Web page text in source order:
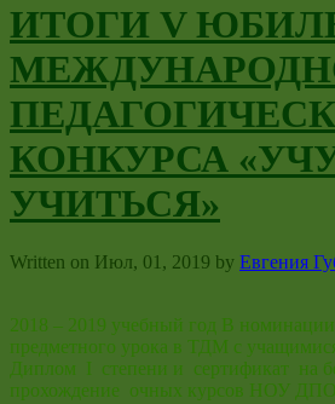
ИТОГИ V
КОНКУРСА
УЧИТЬСЯ»
Written on Июл, 01, 2019 by Евгения
2018 – 2019 учебный год В
предметного урока в ТДМ с
Диплом I степени и сертификат на
прохождение очных курсов НОУ